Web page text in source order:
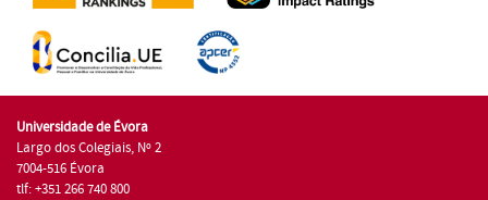
Universidade de Évora
Largo dos Colegiais, Nº 2
7004-516 Évora
tlf: +351 266 740 800